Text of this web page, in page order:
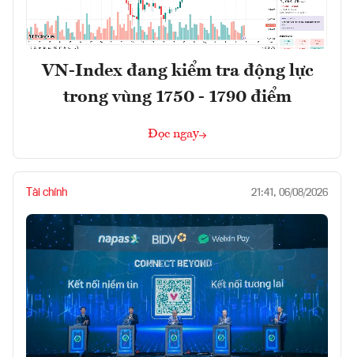
VN-Index đang kiểm tra động lực
trong vùng 1750 - 1790 điểm
Đọc ngay
Tài chính 21:41, 06/08/2026